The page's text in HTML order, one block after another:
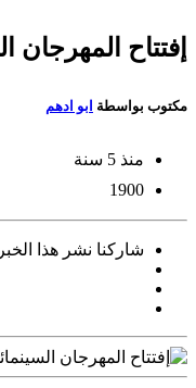
إفتتاح
مكتوب بواسطة ابو ادهم
منذ 5 سنة
1900
شاركنا نشر هذا